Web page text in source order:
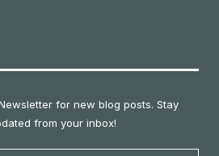
for new blog posts. Stay
from your inbox!